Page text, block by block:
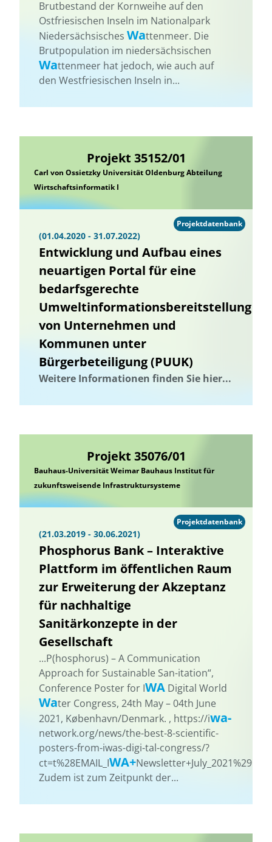
Brutbestand der Kornweihe auf den
Ostfriesischen Inseln im Nationalpark
Niedersächsisches Wattenmeer. Die
Brutpopulation im niedersächsischen
Wattenmeer hat jedoch, wie auch auf
den Westfriesischen Inseln in...
Projekt 35152/01
Carl von Ossietzky Universität Oldenburg Abteilung
Wirtschaftsinformatik I
(01.04.2020 - 31.07.2022)
Entwicklung und Aufbau eines
neuartigen Portal für eine
bedarfsgerechte
Umweltinformationsbereitstellung
von Unternehmen und
Kommunen unter
Bürgerbeteiligung (PUUK)
Weitere Informationen finden Sie hier...
Projektdatenbank
Projekt 35076/01
Bauhaus-Universität Weimar Bauhaus Institut für
zukunftsweisende Infrastruktursysteme
(21.03.2019 - 30.06.2021)
Phosphorus Bank – Interaktive
Plattform im öffentlichen Raum
zur Erweiterung der Akzeptanz
für nachhaltige
Sanitärkonzepte in der
Gesellschaft
...P(hosphorus) – A Communication
Approach for Sustainable San-itation“,
Conference Poster for IWA Digital World
Water Congress, 24th May – 04th June
2021, København/Denmark. , https://iwa-
network.org/news/the-best-8-scientific-
posters-from-iwas-digi-tal-congress/?
ct=t%28EMAIL_IWA+Newsletter+July_2021%29
Zudem ist zum Zeitpunkt der...
Projektdatenbank